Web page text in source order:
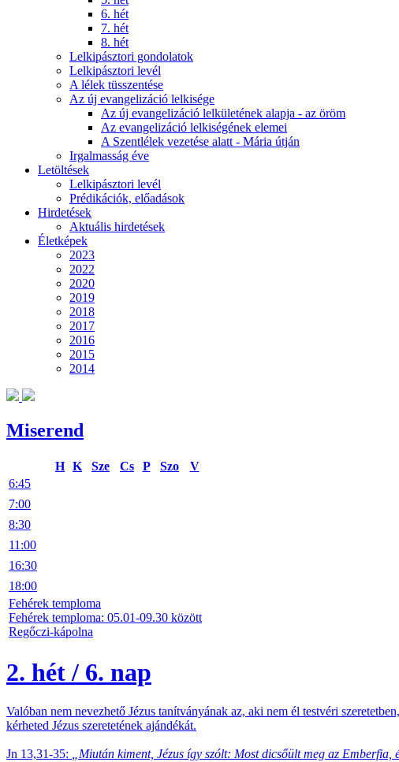
6. hét
7. hét
8. hét
Lelkipásztori gondolatok
Lelkipásztori levél
A lélek tüsszentése
Az új evangelizáció lelkisége
Az új evangelizáció lelkületének alapja - az öröm
Az evangelizáció lelkiségének elemei
A Szentlélek vezetése alatt - Mária útján
Irgalmasság éve
Letöltések
Lelkipásztori levél
Prédikációk, előadások
Hirdetések
Aktuális hirdetések
Életképek
2023
2022
2020
2019
2018
2017
2016
2015
2014
Miserend
H K Sze Cs P Szo
V
6:45
7:00
8:30
11:00
16:30
18:00
Fehérek temploma
Fehérek temploma: 05.01-09.30 között
Regőczi-kápolna
2. hét / 6. nap
Valóban nem nevezhető Jézus tanítványának az, aki nem él testvéri
kérheted Jézus szeretetének ajándékát.
Jn 13,31-35:
„Miután kiment, Jézus így szólt: Most dicsőült meg az